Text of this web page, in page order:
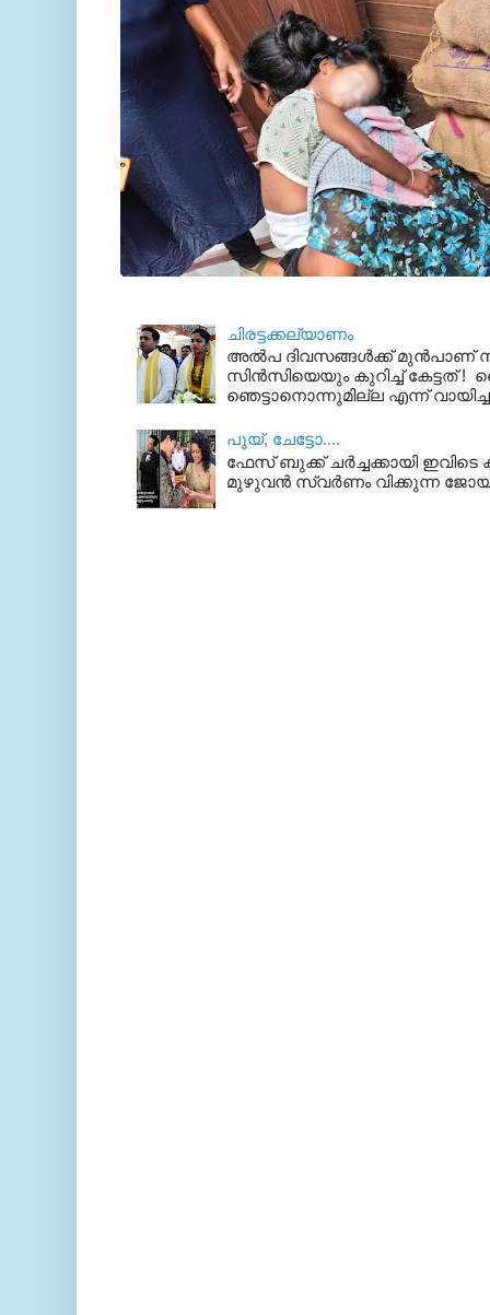
ചിരട്ടക്കല്യാണം
അല്‍പ ദിവസങ്ങള്‍ക്ക് മുന്‍പാണ്
സിന്‍സിയെയും കുറിച്ച് കേട്ടത് !
ഞെട്ടാനൊന്നുമില്ല എന്ന്
പൂയ്‌, ചേട്ടോ....
ഫേസ് ബുക്ക്‌ ചര്‍ച്ചക്കായി
മുഴുവന്‍ സ്വര്‍ണം വിക്കുന്ന